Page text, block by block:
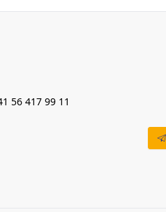
56 417 99 11